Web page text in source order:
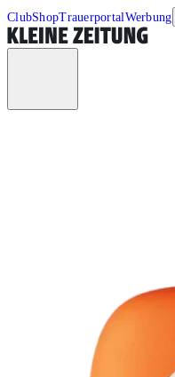
ClubShopTrauerportalWerbung